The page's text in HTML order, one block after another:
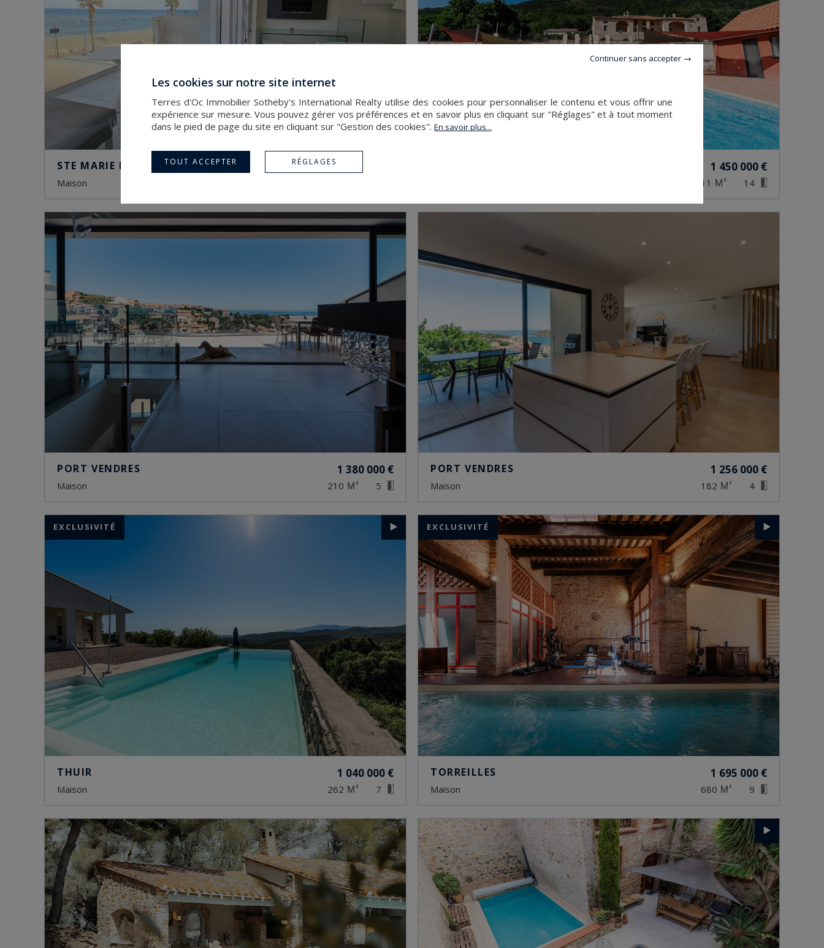
STE MARIE LA MER
maison
1 450 000 €
411 14
PORT VENDRES 1 380 000 €
maison 210 5
PORT VENDRES 1 256 000 €
maison 182 4
THUIR 1 040 000 €
maison 262 7
EXCLUSIVITÉ
TORREILLES 1 695 000 €
maison 680 9
EXCLUSIVITÉ
Continuer sans accepter
Les cookies sur notre site internet
Terres d'Oc Immobilier Sotheby's International Realty utilise des cookies pour personnaliser le contenu et vous offrir une
expérience sur mesure. Vous pouvez gérer vos préférences et en savoir plus en cliquant sur "Réglages" et à tout moment
dans le pied de page du site en cliquant sur "Gestion des cookies". En savoir plus...
TOUT ACCEPTER RÉGLAGES